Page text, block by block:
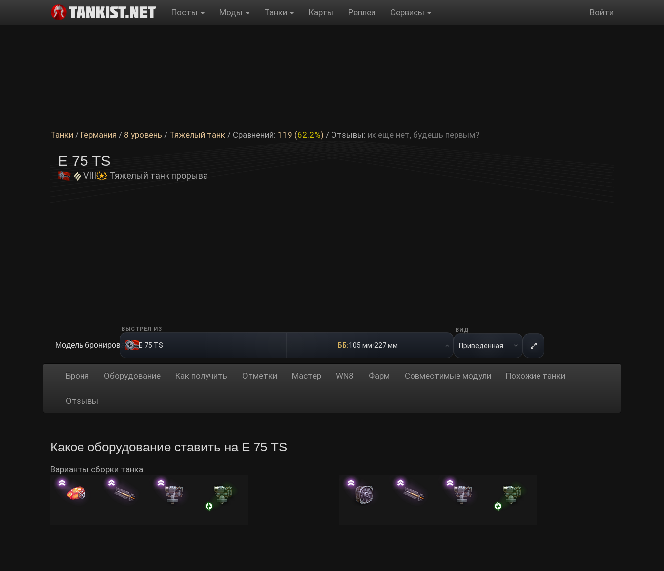
Посты Моды Танки Карты Реплеи Сервисы Войти
Танки / Германия / 8 уровень / Тяжелый танк / Сравнений: 119 (62.2%) / Отзывы: их еще нет, будешь первым?
E 75 TS
VIII Тяжелый танк прорыва
Модель бронирования
ВЫСТРЕЛ ИЗ
E 75 TS ББ:105 мм•227 мм
ВИД
Броня Оборудование Как получить Отметки Мастер WN8 Фарм Совместимые модули Похожие танки
Отзывы
Какое оборудование ставить на E 75 TS
Варианты сборки танка.